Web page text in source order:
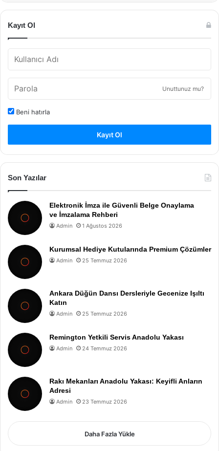
Kayıt Ol
Unuttunuz mu?
Beni hatırla
Kayıt Ol
Son Yazılar
Elektronik İmza ile Güvenli Belge Onaylama
ve İmzalama Rehberi
Admin 1 Ağustos 2026
Kurumsal Hediye Kutularında Premium Çözümler
Admin 25 Temmuz 2026
Ankara Düğün Dansı Dersleriyle Gecenize Işıltı
Katın
Admin 25 Temmuz 2026
Remington Yetkili Servis Anadolu Yakası
Admin 24 Temmuz 2026
Rakı Mekanları Anadolu Yakası: Keyifli Anların
Adresi
Admin 23 Temmuz 2026
Daha Fazla Yükle